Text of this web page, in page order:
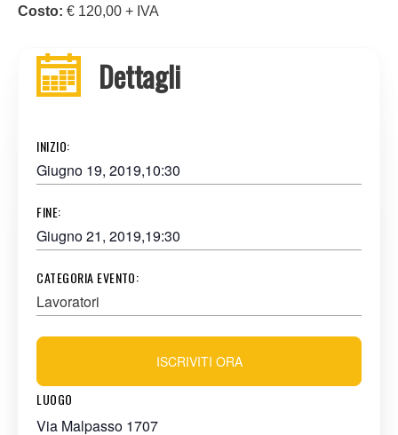
Costo: € 120,00 + IVA
Dettagli
INIZIO:
Giugno 19, 2019,10:30
FINE:
Giugno 21, 2019,19:30
CATEGORIA EVENTO:
Lavoratori
LUOGO
Via Malpasso 1707
ISCRIVITI ORA